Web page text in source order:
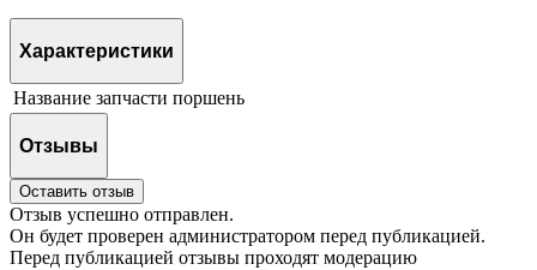
Характеристики
Название запчасти поршень
Отзывы
Оставить отзыв
Отзыв успешно отправлен.
Он будет проверен администратором перед публикацией.
Перед публикацией отзывы проходят модерацию